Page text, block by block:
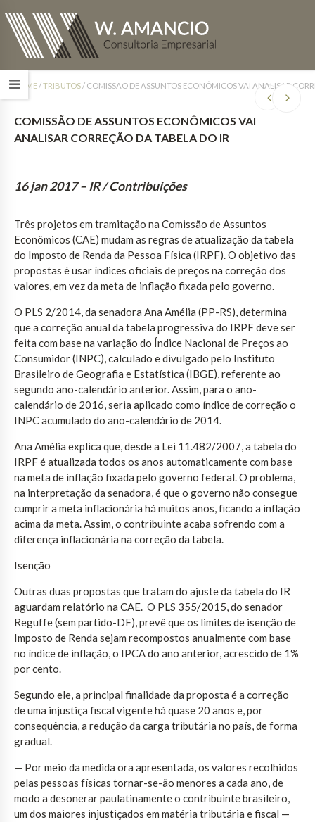
HOME/TRIBUTOS/ COMISSÃO DE ASSUNTOS ECONÔMICOS VAI ANALISAR
COMISSÃO DE ASSUNTOS ECONÔMICOS VAI
ANALISAR CORREÇÃO DA TABELA DO IR
16 jan 2017 – IR / Contribuições
Três projetos em tramitação na Comissão de Assuntos
Econômicos (CAE) mudam as regras de atualização da tabela
do Imposto de Renda da Pessoa Física (IRPF). O objetivo das
propostas é usar índices oficiais de preços na correção dos
valores, em vez da meta de inflação fixada pelo governo.
O PLS 2/2014, da senadora Ana Amélia (PP-RS), determina
que a correção anual da tabela progressiva do IRPF deve ser
feita com base na variação do Índice Nacional de Preços ao
Consumidor (INPC), calculado e divulgado pelo Instituto
Brasileiro de Geografia e Estatística (IBGE), referente ao
segundo ano-calendário anterior. Assim, para o ano-
calendário de 2016, seria aplicado como índice de correção o
INPC acumulado do ano-calendário de 2014.
Ana Amélia explica que, desde a Lei 11.482/2007, a tabela do
IRPF é atualizada todos os anos automaticamente com base
na meta de inflação fixada pelo governo federal. O problema,
na interpretação da senadora, é que o governo não consegue
cumprir a meta inflacionária há muitos anos, ficando a inflação
acima da meta. Assim, o contribuinte acaba sofrendo com a
diferença inflacionária na correção da tabela.
Isenção
Outras duas propostas que tratam do ajuste da tabela do IR
aguardam relatório na CAE. O PLS 355/2015, do senador
Reguffe (sem partido-DF), prevê que os limites de isenção de
Imposto de Renda sejam recompostos anualmente com base
no índice de inflação, o IPCA do ano anterior, acrescido de 1%
por cento.
Segundo ele, a principal finalidade da proposta é a correção
de uma injustiça fiscal vigente há quase 20 anos e, por
consequência, a redução da carga tributária no país, de forma
gradual.
— Por meio da medida ora apresentada, os valores recolhidos
pelas pessoas físicas tornar-se-ão menores a cada ano, de
modo a desonerar paulatinamente o contribuinte brasileiro,
um dos maiores injustiçados em matéria tributária e fiscal —